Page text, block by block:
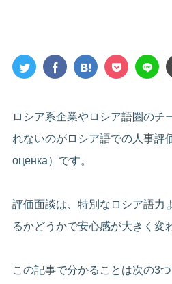
ロシア系企業やロシア語圏のチ
れないのがロシア語での人事評
оценка）です。
評価面談は、特別なロシア語力
るかどうかで安心感が大きく変
この記事で分かることは次の3つ